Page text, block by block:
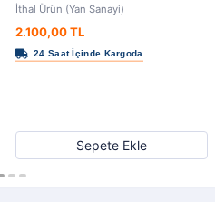
İthal Ürün (Yan Sanayi)
2.100,00 TL
Sepete Ekle